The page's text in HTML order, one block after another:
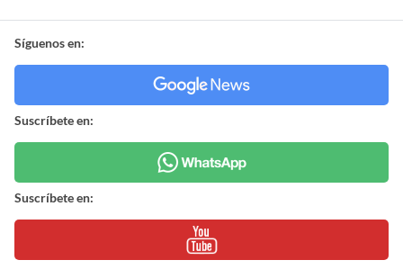
Síguenos en:
Suscríbete en:
Suscríbete en: